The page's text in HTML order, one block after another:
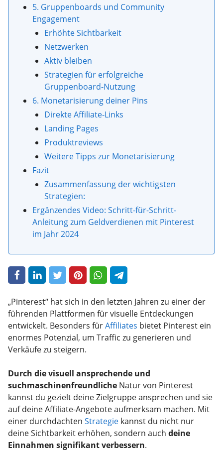
5. Gruppenboards und Community
Engagement
Erhöhte Sichtbarkeit
Netzwerken
Aktiv bleiben
Strategien für erfolgreiche
Gruppenboard-Nutzung
6. Monetarisierung deiner Pins
Direkte Affiliate-Links
Landing Pages
Produktreviews
Weitere Tipps zur Monetarisierung
Fazit
Zusammenfassung der wichtigsten
Strategien:
Ergänzendes Video: Schritt-für-Schritt-
Anleitung zum Geldverdienen mit Pinterest
im Jahr 2024
„Pinterest“ hat sich in den letzten Jahren zu einer der
führenden Plattformen für visuelle Entdeckungen
entwickelt. Besonders fürAffiliates bietet Pinterest ein
enormes Potenzial, um Traffic zu generieren und
Verkäufe zu steigern.
Durch die visuell ansprechende und
suchmaschinenfreundliche Natur von Pinterest
kannst du gezielt deine Zielgruppe ansprechen und sie
auf deine Affiliate-Angebote aufmerksam machen. Mit
einer durchdachten Strategie kannst du nicht nur
deine Sichtbarkeit erhöhen, sondern auch deine
Einnahmen signifikant verbessern.